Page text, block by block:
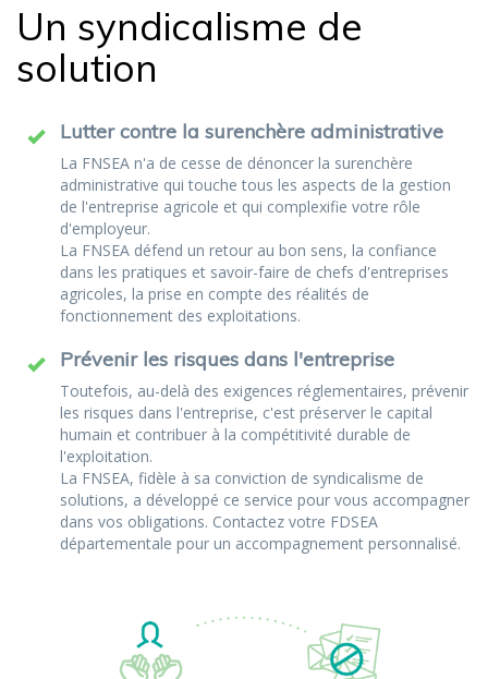
Un syndicalisme de
solution
Lutter contre la surenchère administrative
La FNSEA n'a de cesse de dénoncer la surenchère
administrative qui touche tous les aspects de la gestion
de l'entreprise agricole et qui complexifie votre rôle
d'employeur.
La FNSEA défend un retour au bon sens, la confiance
dans les pratiques et savoir-faire de chefs d'entreprises
agricoles, la prise en compte des réalités de
fonctionnement des exploitations.
Prévenir les risques dans l'entreprise
Toutefois, au-delà des exigences réglementaires, prévenir
les risques dans l'entreprise, c'est préserver le capital
humain et contribuer à la compétitivité durable de
l'exploitation.
La FNSEA, fidèle à sa conviction de syndicalisme de
solutions, a développé ce service pour vous accompagner
dans vos obligations. Contactez votre FDSEA
départementale pour un accompagnement personnalisé.